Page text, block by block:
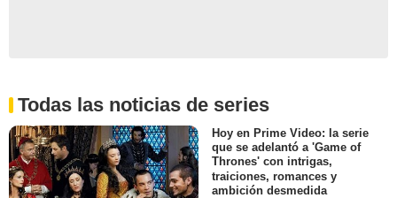
Todas las noticias de series
Hoy en Prime Video: la serie
que se adelantó a 'Game of
Thrones' con intrigas,
traiciones, romances y
ambición desmedida